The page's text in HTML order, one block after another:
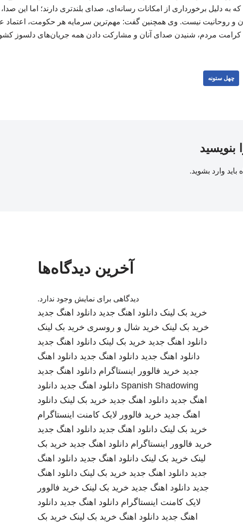
به دلیل برخورداری از امکانات رسانه‌ای، صدای بلندتری دارند؛ اما این صدا،
و روحانیت نیست. وی همچنین گفت: مهم‌ترین سرمایه هر حکومت،
کرامت مردم، شنیدن صدای آنان و مشارکت دادن همه جریان‌های دلسوز
چهل ستونه
بنویسید
باید وارد بشوید.
آخرین دیدگاه‌ها
دیدگاهی برای نمایش وجود ندارد.
خرید بک لینک دانلود اهنگ جدید دانلود اهنگ جدید
خرید بک لینک خرید شال و روسری خرید بک لینک
دانلود اهنگ جدید خرید بک لینک دانلود اهنگ جدید
دانلود اهنگ جدید دانلود اهنگ جدید دانلود اهنگ
جدید خرید فالوور اینستاگرام دانلود اهنگ جدید
Spanish Shadowing دانلود اهنگ جدید دانلود
اهنگ جدید دانلود اهنگ جدید خرید بک لینک دانلود
اهنگ جدید خرید فالوور لایک کامنت اینستاگرام
خرید بک لینک دانلود اهنگ جدید دانلود اهنگ جدید
خرید فالوور اینستاگرام دانلود اهنگ جدید خرید بک
لینک خرید بک لینک دانلود اهنگ جدید دانلود اهنگ
جدید دانلود اهنگ جدید خرید بک لینک دانلود اهنگ
جدید دانلود اهنگ جدید خرید بک لینک خرید فالوور
لایک کامنت اینستاگرام دانلود اهنگ جدید دانلود
اهنگ جدید دانلود اهنگ خرید بک لینک خرید بک